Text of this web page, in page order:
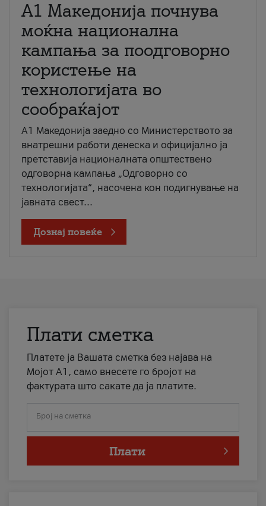
A1 Македонија почнува
моќна национална
кампања за поодговорно
користење на
технологијата во
сообраќајот
A1 Македонија заедно со Министерството за
внатрешни работи денеска и официјално ја
претставија националната општествено
одговорна кампања „Одговорно со
технологијата“, насочена кон подигнување на
јавната свест...
Дознај повеќе
Плати сметка
Платете ја Вашата сметка без најава на
Мојот А1, само внесете го бројот на
фактурата што сакате да ја платите.
Број на сметка
Плати